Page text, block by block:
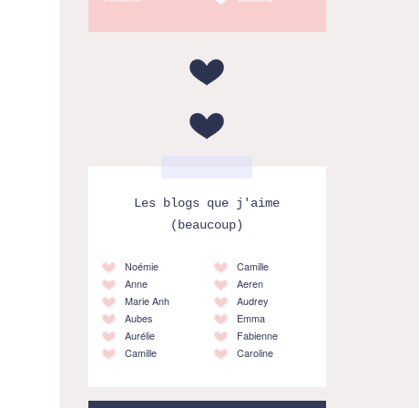
Les blogs que j'aime
(beaucoup)
Noémie
Anne
Marie Anh
Aubes
Aurélie
Camille
Camille
Aeren
Audrey
Emma
Fabienne
Caroline